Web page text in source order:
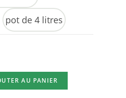
pot de 4 litres
AU PANIER